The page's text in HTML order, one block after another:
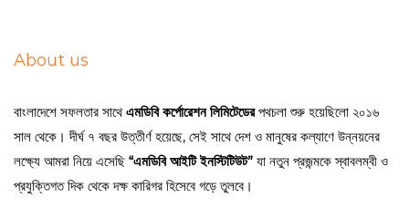
About us
বাংলাদেশে সফলতার সাথেএমডিবি কর্পোরেশন লিমিটেডেরপথচলা শুরু হয়েছিলো ২০১৬
সাল থেকে। দীর্ঘ ৭ বছর উত্তীর্ণ হয়েছে, সেই সাথে দেশ ও মানুষের কল্যাণে উন্নয়নের
লক্ষ্যে আমরা নিয়ে এসেছি “এমডিবি আইটি ইনস্টিটিউট” যা নতুন প্রজন্মকে স্বাবলম্বী ও
প্রযুক্তিগত দিক থেকে দক্ষ কারিগর হিসেবে গড়ে তুলবে।